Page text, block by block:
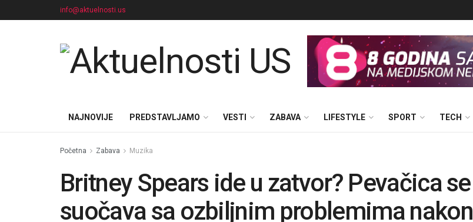
info@aktuelnosti.us
NAJNOVIJE PREDSTAVLJAMO VESTI ZABAVA LIFESTYLE SPORT TECH
Početna Zabava Muzika
Britney Spears ide u zatvor? Pevačica se
suočava sa ozbiljnim problemima nakon